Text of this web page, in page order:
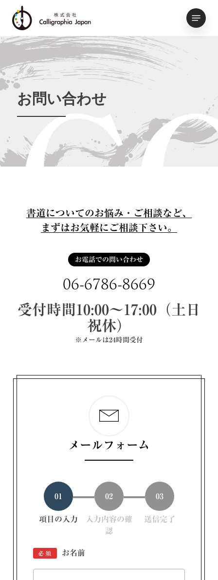
main
content
Menu
お問い合わせ
書道についてのお悩み・ご相談など、
まずはお気軽にご相談下さい。
お電話での問い合わせ
06-6786-8669
受付時間10:00〜17:00（土日
祝休）
※メールは24時間受付
メールフォーム
01
項目の入力
02
入力内容の確
認
03
送信完了
必須 お名前